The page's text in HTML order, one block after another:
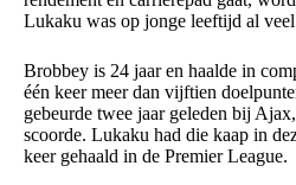
Lukaku was op jonge leeftijd al
Brobbey is 24 jaar en haalde in
één keer meer dan vijftien
gebeurde twee jaar geleden bij
scoorde. Lukaku had die kaap in
keer gehaald in de Premier League.